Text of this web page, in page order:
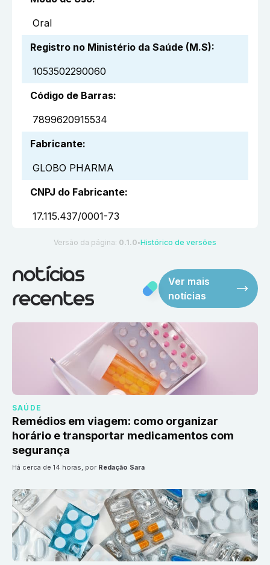
Oral
Registro no Ministério da Saúde (M.S):
1053502290060
Código de Barras:
7899620915534
Fabricante:
GLOBO PHARMA
CNPJ do Fabricante:
17.115.437/0001-73
Versão da página: 0.1.0 ●Histórico de versões
notícias
recentes
Ver mais
notícias
SAÚDE
Remédios em viagem: como organizar
horário e transportar medicamentos com
segurança
há cerca de 14 horas, por Redação Sara